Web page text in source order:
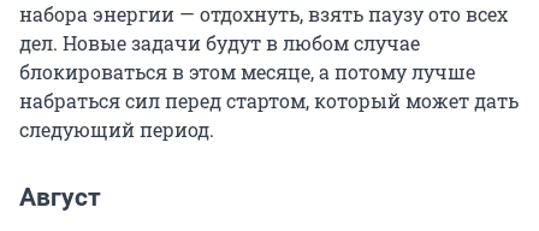
набора энергии — отдохнуть, взять паузу ото всех
дел. Новые задачи будут в любом случае
блокироваться в этом месяце, а потому лучше
набраться сил перед стартом, который может дать
следующий период.
Август